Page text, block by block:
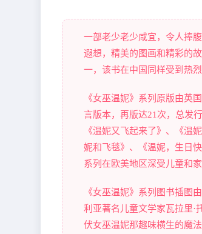
一部老少老少咸宜，令人捧
遐想，精美的图画和精彩的
一，该书在中国同样受到热烈
《女巫温妮》系列原版由英
言版本，再版达21次，总发
《温妮又飞起来了》、《温
妮和飞毯》、《温妮，生日
系列在欧美地区深受儿童和
《女巫温妮》系列图书插图
利亚著名儿童文学家瓦拉里·
伏女巫温妮那趣味横生的魔